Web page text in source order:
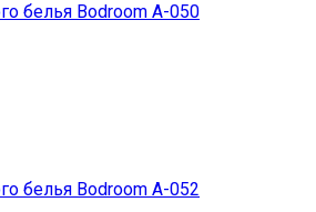
белья Bodroom A-050
белья Bodroom A-052